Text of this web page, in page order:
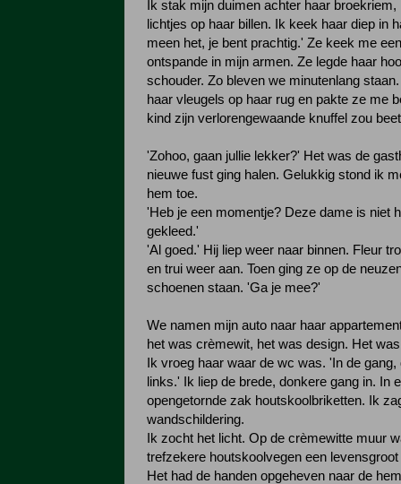
Ik stak mijn duimen achter haar broekriem,
lichtjes op haar billen. Ik keek haar diep in
meen het, je bent prachtig.' Ze keek me
ontspande in mijn armen. Ze legde haar
schouder. Zo bleven we minutenlang
haar vleugels op haar rug en pakte ze me
kind zijn verlorengewaande knuffel zou
'Zohoo, gaan jullie lekker?' Het was de
nieuwe fust ging halen. Gelukkig stond ik
hem toe.
'Heb je een momentje? Deze dame is niet
gekleed.'
'Al goed.' Hij liep weer naar binnen. Fleur
en trui weer aan. Toen ging ze op de
schoenen staan. 'Ga je mee?'
We namen mijn auto naar haar
het was crèmewit, het was design. Het
Ik vroeg haar waar de wc was. 'In de gang,
links.' Ik liep de brede, donkere gang in. In
opengetornde zak houtskoolbriketten. Ik
wandschildering.
Ik zocht het licht. Op de crèmewitte muur
trefzekere houtskoolvegen een
Het had de handen opgeheven naar de